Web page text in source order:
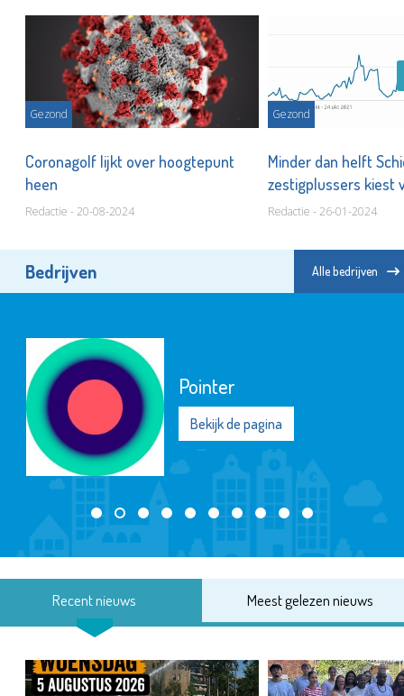
Gezond
Coronagolf lijkt over hoogtepunt
heen
Redactie - 20-08-2024
Gezond
Minder dan helft
zestigplussers kiest
Redactie - 26-01-2024
Bedrijven Alle bedrijven
Pointer
Bekijk de pagina
Recent nieuws Meest gelezen nieuws